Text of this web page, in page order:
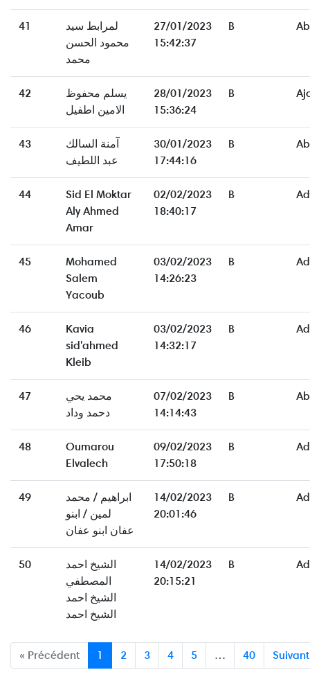
41
لمرابط سيد
محمود الحسن
محمد
27/01/2023
15:42:37
B
42
يسلم محفوظ
الامين اطفيل
28/01/2023
15:36:24
B
43
آمنة السالك
عبد اللطيف
30/01/2023
17:44:16
B
44
Sid El Moktar
Aly Ahmed
Amar
02/02/2023
18:40:17
B
45
Mohamed
Salem
Yacoub
03/02/2023
14:26:23
B
46
Kavia
sid'ahmed
Kleib
03/02/2023
14:32:17
B
47
محمد يحي
دحمد وداد
07/02/2023
14:14:43
B
48
Oumarou
Elvalech
09/02/2023
17:50:18
B
49
ابراهيم / محمد
لمين / ابنو
عفان ابنو عفان
14/02/2023
20:01:46
B
50
الشيخ احمد
المصطفي
الشيخ احمد
الشيخ احمد
14/02/2023
20:15:21
B
« Précédent 1 2 3 4 5 … 40